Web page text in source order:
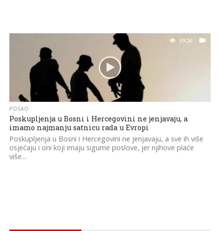
39.2K
POSAO
Poskupljenja u Bosni i Hercegovini ne jenjavaju, a
imamo najmanju satnicu rada u Evropi
Poskupljenja u Bosni i Hercegovini ne jenjavaju, a sve ih više
osjećaju i oni koji imaju sigurne poslove, jer njihove plaće
više...